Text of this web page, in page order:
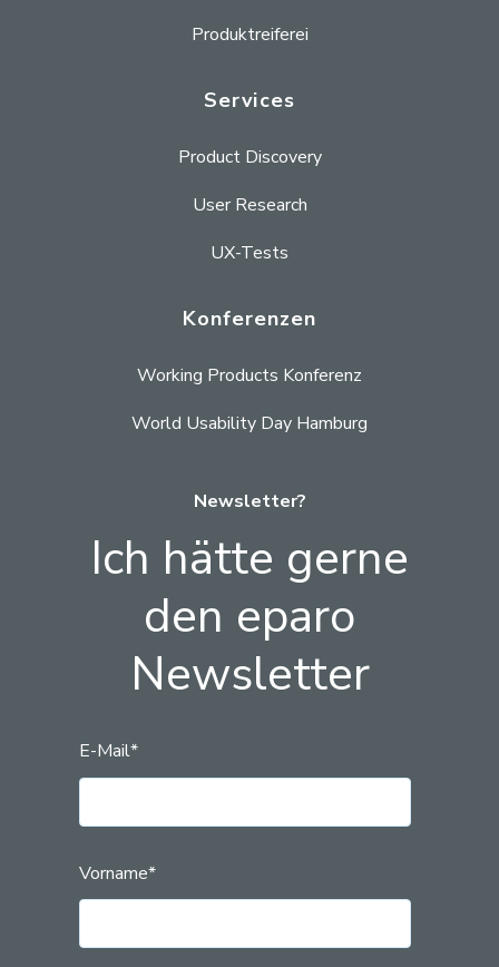
Produktreiferei
Services
Product Discovery
User Research
UX-Tests
Konferenzen
Working Products Konferenz
World Usability Day Hamburg
Newsletter?
Ich hätte gerne
den eparo
Newsletter
E-Mail*
Vorname*